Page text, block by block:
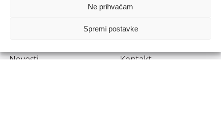
Ne prihvaćam
Spremi postavke
1778129
Prenošenje sadržaja dopušteno je uz navođenje izvora.
Novosti
Kontakt